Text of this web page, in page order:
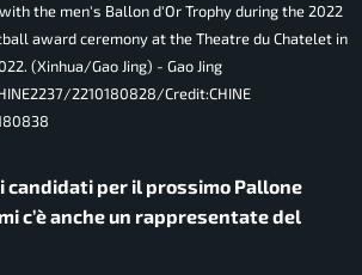
the men's Ballon d'Or Trophy during the 2022
award ceremony at the Theatre du Chatelet in
(Xinhua/Gao Jing) - Gao Jing
2210180828/Credit:CHINE
candidati per il prossimo Pallone
c’è anche un rappresentate del